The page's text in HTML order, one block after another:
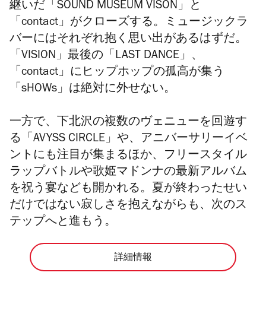
継いだ「SOUND MUSEUM VISON」と
「contact」がクローズする。ミュージックラ
バーにはそれぞれ抱く思い出があるはずだ。
「VISION」最後の「LAST DANCE」、
「contact」にヒップホップの孤高が集う
「sHOWs」は絶対に外せない。
一方で、下北沢の複数のヴェニューを回遊す
る「AVYSS CIRCLE」や、アニバーサリーイベ
ントにも注目が集まるほか、フリースタイル
ラップバトルや歌姫マドンナの最新アルバム
を祝う宴なども開かれる。夏が終わったせい
だけではない寂しさを抱えながらも、次のス
テップへと進もう。
詳細情報